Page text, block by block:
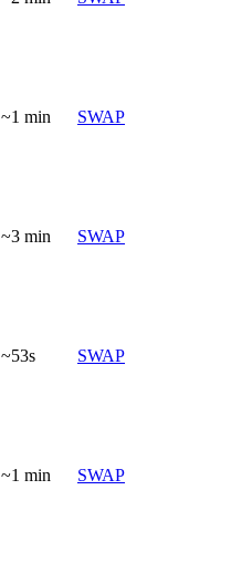
~1 min SWAP
~3 min SWAP
~53s SWAP
~1 min SWAP